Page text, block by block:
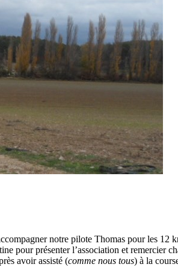
notre pilote Thomas pour les 12
pour présenter l’association et remercier
avoir assisté (comme nous tous) à la